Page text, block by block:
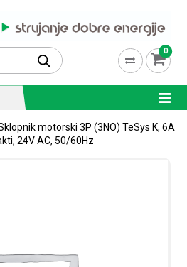
0
motorski 3P (3NO) TeSys K, 6A
24V AC, 50/60Hz